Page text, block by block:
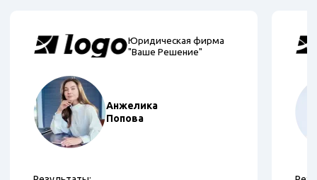
Юридическая фирма
"Ваше Решение"
Анжелика
Попова